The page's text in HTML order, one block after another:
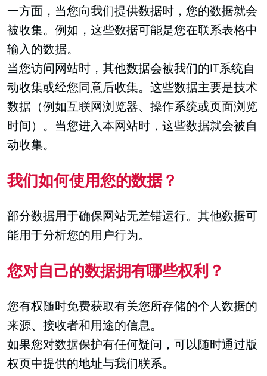
一方面，当您向我们提供数据时，您的数据就会
被收集。例如，这些数据可能是您在联系表格中
输入的数据。
当您访问网站时，其他数据会被我们的IT系统自
动收集或经您同意后收集。这些数据主要是技术
数据（例如互联网浏览器、操作系统或页面浏览
时间）。当您进入本网站时，这些数据就会被自
动收集。
我们如何使用您的数据？
部分数据用于确保网站无差错运行。其他数据可
能用于分析您的用户行为。
您对自己的数据拥有哪些权利？
您有权随时免费获取有关您所存储的个人数据的
来源、接收者和用途的信息。
如果您对数据保护有任何疑问，可以随时通过版
权页中提供的地址与我们联系。